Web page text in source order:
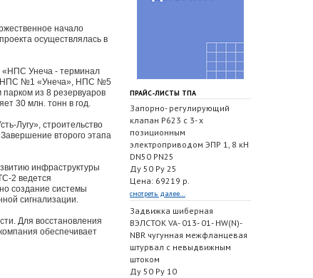
начало
осуществлялась в
«НПС Унеча - терминал
НПС №1 «Унеча», НПС №5
из 8 резервуаров
30 млн. тонн в год.
Лугу», строительство
второго этапа
инфраструктуры
2 ведется
создание системы
сигнализации.
Для восстановления
обеспечивает
ПРАЙС-ЛИСТЫ ТПА
Запорно- регулирующий
клапан Р623 с 3- х
позиционным
электроприводом ЭПР 1, 8 кН
DN50 PN25
Ду 50 Ру 25
Цена: 69219 р.
смотреть далее...
Задвижка шиберная
ВЭЛСТОК VA- 013- 01- HW(N)-
NBR чугунная межфланцевая
штурвал с невыдвижным
штоком
Ду 50 Ру 10